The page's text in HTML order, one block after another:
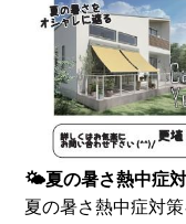
🌤夏の暑さ熱中症
夏の暑さ熱中症対